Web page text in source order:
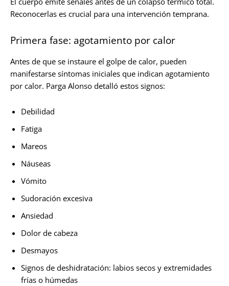
Reconocerlas es crucial para una intervención temprana.
Primera fase: agotamiento por calor
Antes de que se instaure el golpe de calor, pueden
manifestarse síntomas iniciales que indican agotamiento
por calor. Parga Alonso detalló estos signos:
Debilidad
Fatiga
Mareos
Náuseas
Vómito
Sudoración excesiva
Ansiedad
Dolor de cabeza
Desmayos
Signos de deshidratación: labios secos y extremidades
frías o húmedas